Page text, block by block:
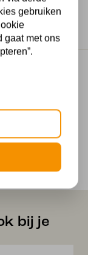
schakelaar
bij je
gebruiken
gaat met ons